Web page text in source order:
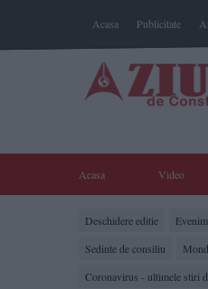
Acasa Publicitate
Acasa Video
Deschidere editie
Sedinte de consiliu
Coronavirus - ultimele stiri